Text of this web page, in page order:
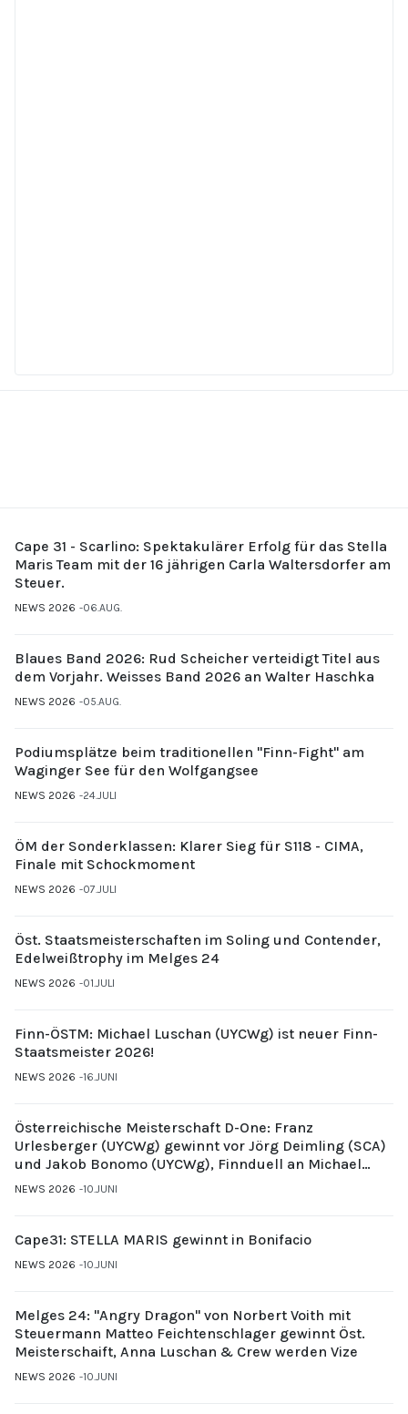
Cape 31 - Scarlino: Spektakulärer Erfolg für das Stella
Maris Team mit der 16 jährigen Carla Waltersdorfer am
Steuer.
NEWS 2026 06.AUG.
Blaues Band 2026: Rud Scheicher verteidigt Titel aus
dem Vorjahr. Weisses Band 2026 an Walter Haschka
NEWS 2026 05.AUG.
Podiumsplätze beim traditionellen "Finn-Fight" am
Waginger See für den Wolfgangsee
NEWS 2026 24.JULI
ÖM der Sonderklassen: Klarer Sieg für S118 - CIMA,
Finale mit Schockmoment
NEWS 2026 07.JULI
Öst. Staatsmeisterschaften im Soling und Contender,
Edelweißtrophy im Melges 24
NEWS 2026 01.JULI
Finn-ÖSTM: Michael Luschan (UYCWg) ist neuer Finn-
Staatsmeister 2026!
NEWS 2026 16.JUNI
Österreichische Meisterschaft D-One: Franz
Urlesberger (UYCWg) gewinnt vor Jörg Deimling (SCA)
und Jakob Bonomo (UYCWg), Finnduell an Michael
Gubi (UYCMo)
NEWS 2026 10.JUNI
Cape31: STELLA MARIS gewinnt in Bonifacio
NEWS 2026 10.JUNI
Melges 24: "Angry Dragon" von Norbert Voith mit
Steuermann Matteo Feichtenschlager gewinnt Öst.
Meisterschaift, Anna Luschan & Crew werden Vize
NEWS 2026 10.JUNI